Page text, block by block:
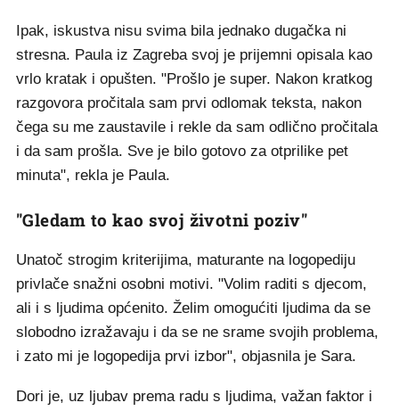
Ipak, iskustva nisu svima bila jednako dugačka ni
stresna. Paula iz Zagreba svoj je prijemni opisala kao
vrlo kratak i opušten. "Prošlo je super. Nakon kratkog
razgovora pročitala sam prvi odlomak teksta, nakon
čega su me zaustavile i rekle da sam odlično pročitala
i da sam prošla. Sve je bilo gotovo za otprilike pet
minuta", rekla je Paula.
"Gledam to kao svoj životni poziv"
Unatoč strogim kriterijima, maturante na logopediju
privlače snažni osobni motivi. "Volim raditi s djecom,
ali i s ljudima općenito. Želim omogućiti ljudima da se
slobodno izražavaju i da se ne srame svojih problema,
i zato mi je logopedija prvi izbor", objasnila je Sara.
Dori je, uz ljubav prema radu s ljudima, važan faktor i